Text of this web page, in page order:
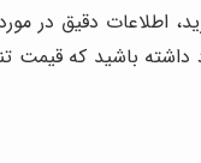
اجاره مینی بوس تماس بگیرید،
باشید که قیمت